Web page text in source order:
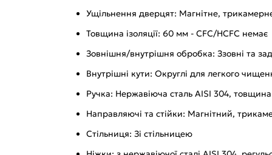
Ущільнення дверцят: Магнітне,
Товщина ізоляції: 60 мм - CFC/HCFC немає
Зовнішня/внутрішня обробка: Ззовні та
Внутрішні кути: Округлі для легкого
Ручка: Нержавіюча сталь AISI 304,
Направляючі та стійки: Магнітний,
Стільниця: Зі стільницею